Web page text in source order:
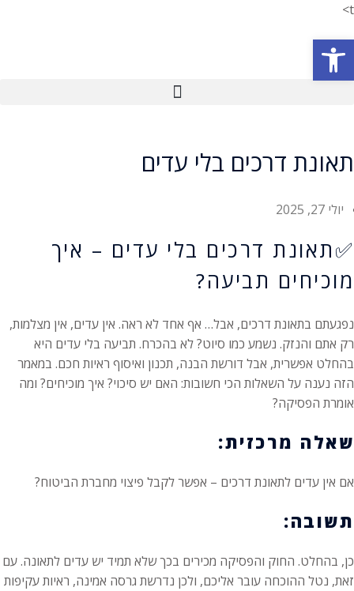
t>
תאונת דרכים בלי עדים
יולי 27, 2025
✅תאונת דרכים בלי עדים – איך
מוכיחים תביעה?
נפגעתם בתאונת דרכים, אבל… אף אחד לא ראה. אין עדים, אין מצלמות,
רק אתם והנזק. נשמע כמו סיוט? לא בהכרח. תביעה בלי עדים היא
בהחלט אפשרית, אבל דורשת הבנה, תכנון ואיסוף ראיות חכם. במאמר
הזה נענה על השאלות הכי חשובות: האם יש סיכוי? איך מוכיחים? ומה
אומרת הפסיקה?
שאלה מרכזית:
אם אין עדים לתאונת דרכים – אפשר לקבל פיצוי מחברת הביטוח?
תשובה:
כן, בהחלט. החוק והפסיקה מכירים בכך שלא תמיד יש עדים לתאונה. עם
זאת, נטל ההוכחה עובר אליכם, ולכן נדרשת גרסה אמינה, ראיות עקיפות
פתח סרגל נגישות